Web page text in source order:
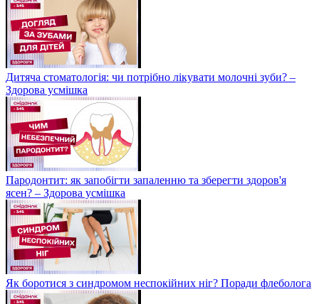
Дитяча стоматологія: чи потрібно лікувати молочні зуби? –
Здорова усмішка
Пародонтит: як запобігти запаленню та зберегти здоров'я
ясен? – Здорова усмішка
Як боротися з синдромом неспокійних ніг? Поради флеболога